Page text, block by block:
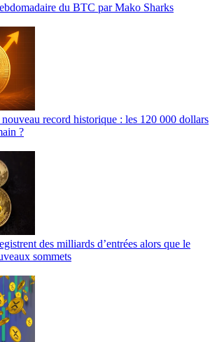
du BTC par Mako Sharks
record historique : les 120 000 dollars
?
des milliards d’entrées alors que le
sommets